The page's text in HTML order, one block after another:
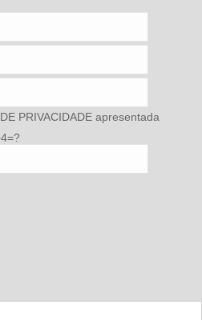
PRIVACIDADE apresentada